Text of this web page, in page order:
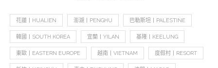
花蓮丨HUALIEN 澎湖丨PENGHU 巴勒斯坦丨PALESTINE
韓國丨SOUTH KOREA 宜蘭丨YILAN 基隆丨KEELUNG
東歐丨EASTERN EUROPE 越南丨VIETNAM 度假村丨RESORT